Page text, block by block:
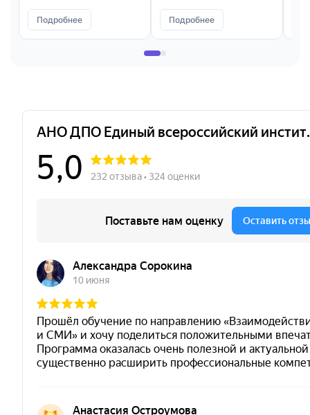
Подробнее Подробнее